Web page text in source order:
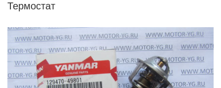
Термостат